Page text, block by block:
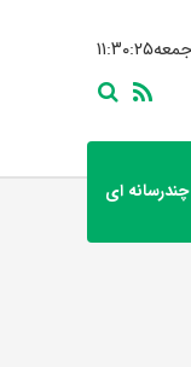
۱۱:۳۰:۲۵
چندرسانه ای